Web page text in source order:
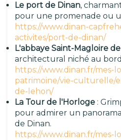
Le port de Dinan,
pour une promenade ou
https://www.dinan-
activites/port-de-dinan/
L'abbaye Saint-Magloire
architectural niché au
https://www.dinan.fr/mes-
patrimoine/vie-culturelle/
de-lehon/
La Tour de l'Horloge :
pour admirer un
de Dinan.
https://www.dinan.fr/mes-